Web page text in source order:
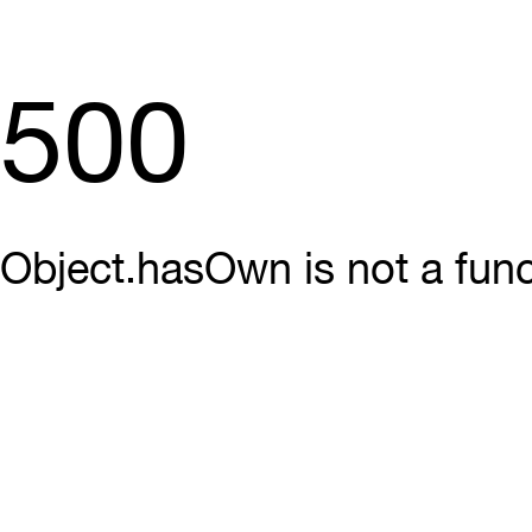
500
Object.hasOwn is not a